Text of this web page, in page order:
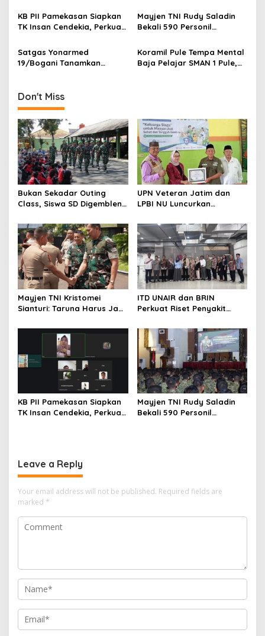
t
i
o
n
Kesehatan Nasional
KB PII Pamekasan Siapkan
TK Insan Cendekia, Perkuat
Bangsa Sejak Dini
Mayjen TNI Rudy Saladin
Bekali 590 Personil
TP Jajaran Kodam
V/Brawijaya
Satgas Yonarmed
19/Bogani Tanamkan
Koramil Pule Tempa Mental
Baja Pelajar SMAN 1 Pule,
Don't Miss
Bukan Sekadar Outing
Class, Siswa SD Digembleng
UPN Veteran Jatim dan
LPBI NU Luncurkan
Ketangguhan Bencana
Mayjen TNI Kristomei
Sianturi: Taruna Harus Jadi
ITD UNAIR dan BRIN
Perkuat Riset Penyakit
Kesehatan Nasional
KB PII Pamekasan Siapkan
TK Insan Cendekia, Perkuat
Mayjen TNI Rudy Saladin
Bekali 590 Personil
Leave a Reply
Your email address will not be published. Required fields are
marked *